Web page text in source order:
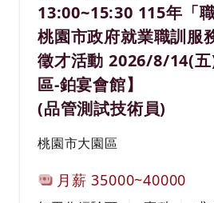
13:00~15:30 115年「
桃園市政府就業職訓服
徵才活動 2026/8/14(
區-鉑宴會館】
(品管測試技術員)
桃園市大園區
月薪 35000~40000
工作經驗